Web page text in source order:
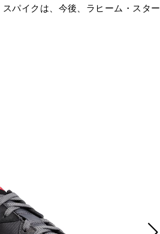
パイクは、今後、ラヒーム・スター